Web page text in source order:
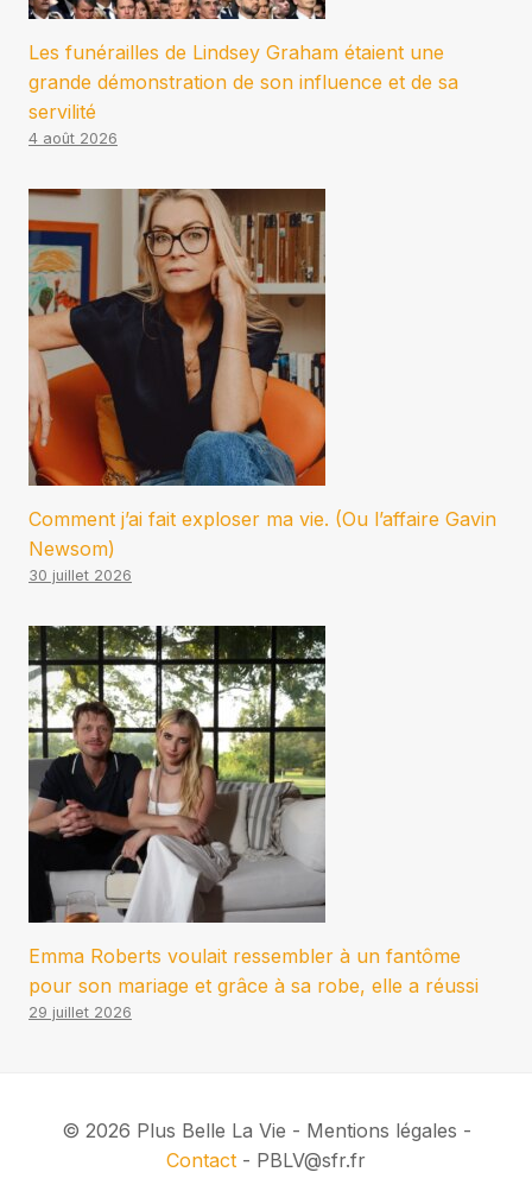
Les funérailles de Lindsey Graham étaient une
grande démonstration de son influence et de sa
servilité
4 août 2026
Comment j’ai fait exploser ma vie. (Ou l’affaire Gavin
Newsom)
30 juillet 2026
Emma Roberts voulait ressembler à un fantôme
pour son mariage et grâce à sa robe, elle a réussi
29 juillet 2026
© 2026 Plus Belle La Vie - Mentions légales -
Contact - PBLV@sfr.fr